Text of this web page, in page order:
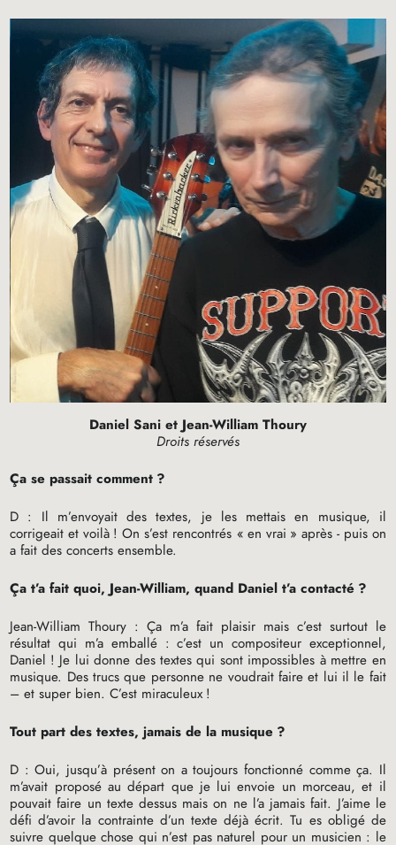
Daniel Sani et Jean-William Thoury
Droits réservés
Ça se passait comment ?
D : Il m’envoyait des textes, je les mettais en musique, il
corrigeait et voilà ! On s’est rencontrés « en vrai » après - puis on
a fait des concerts ensemble.
Ça t’a fait quoi, Jean-William, quand Daniel t’a contacté ?
Jean-William Thoury : Ça m’a fait plaisir mais c’est surtout le
résultat qui m’a emballé : c’est un compositeur exceptionnel,
Daniel ! Je lui donne des textes qui sont impossibles à mettre en
musique. Des trucs que personne ne voudrait faire et lui il le fait
– et super bien. C’est miraculeux !
Tout part des textes, jamais de la musique ?
D : Oui, jusqu’à présent on a toujours fonctionné comme ça. Il
m’avait proposé au départ que je lui envoie un morceau, et il
pouvait faire un texte dessus mais on ne l’a jamais fait. J’aime le
défi d’avoir la contrainte d’un texte déjà écrit. Tu es obligé de
suivre quelque chose qui n’est pas naturel pour un musicien : le